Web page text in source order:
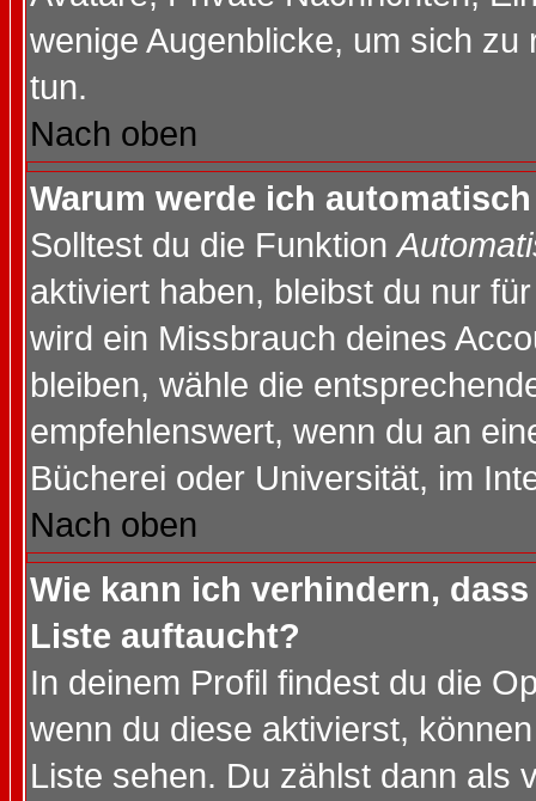
wenige Augenblicke, um sich
tun.
Nach oben
Warum werde ich
Solltest du die Funktion
aktiviert haben, bleibst du nur
wird ein Missbrauch deines
bleiben, wähle die
empfehlenswert, wenn du an
Bücherei oder Universität, im
Nach oben
Wie kann ich verhindern,
Liste auftaucht?
In deinem Profil findest du die
wenn du diese aktivierst,
Liste sehen. Du zählst dann als